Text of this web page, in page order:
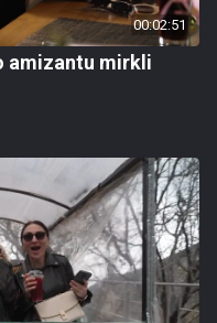
00:02:51
amizantu mirkli